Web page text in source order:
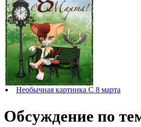
Необычная картинка С 8 марта
Обсуждение по